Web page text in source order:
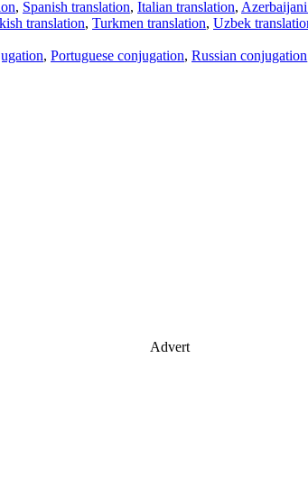
, Spanish translation, Italian translation,
translation, Turkmen translation, Uzbek
, Portuguese conjugation, Russian conjugation
Advert